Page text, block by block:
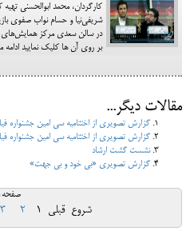
كارگردان، محمد ابوالحسني تهيه
شريفي‌نيا و حسام نواب صفوي
در سالن سعدي مركز همايش‌هاي
بر روی آن ها کلیک نمایید
مقالات دیگر...
گزارش تصویری از اختتامیه سی امین جشنواره
گزارش تصویری از اختتامیه سی امین جشنواره
نشست گشت ارشاد
گزارش تصویری «بی خود و بی جهت»
صفحه1 از4
شروع قبلی 1
2
3